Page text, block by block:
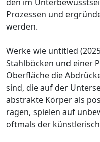
Prozessen und
werden.
Werke wie untitled
Stahlböcken und einer
Oberfläche die
sind, die auf der
abstrakte Körper als
ragen, spielen auf
oftmals der